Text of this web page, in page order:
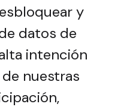
y
datos de
intención
nuestras